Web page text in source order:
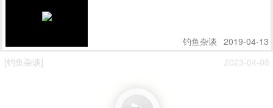
钓鱼杂谈 2019-04-13
[钓鱼杂谈]
2023-04-08